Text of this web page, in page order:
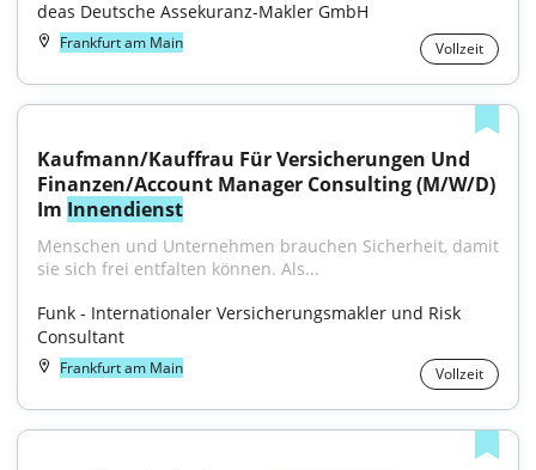
deas Deutsche Assekuranz-Makler GmbH
Frankfurt am Main Vollzeit
Kaufmann/Kauffrau Für Versicherungen Und
Finanzen/Account Manager Consulting (M/W/D)
Im Innendienst
Menschen und Unternehmen brauchen Sicherheit, damit
sie sich frei entfalten können. Als...
Funk - Internationaler Versicherungsmakler und Risk
Consultant
Frankfurt am Main Vollzeit